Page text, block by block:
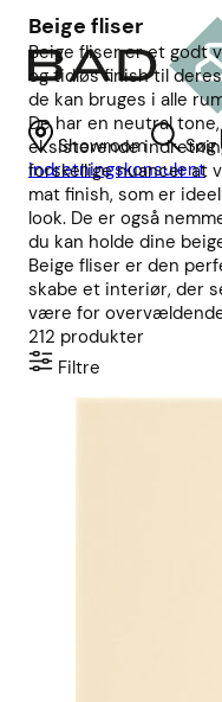
Showroom Søg
indretningskonsulent
Beige fliser
Beige fliser er et godt
og tidløs finish til
de kan bruges i alle
De har en neutral
eksisterende
forskellige nuancer at
mat finish, som er
look. De er også
du kan holde dine
Beige fliser er den
skabe et interiør, der
være for
212 produkter
Filtre